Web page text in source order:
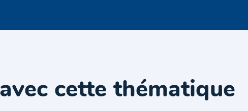
cette thématique